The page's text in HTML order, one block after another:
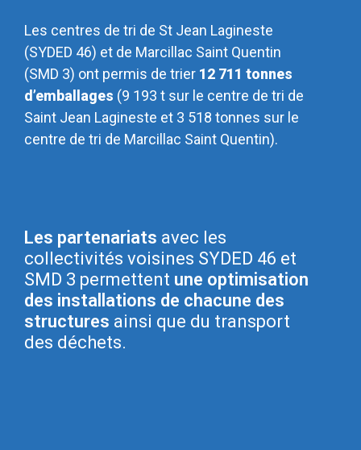
Les centres de tri de St Jean Lagineste
(SYDED 46) et de Marcillac Saint Quentin
(SMD 3) ont permis de trier 12 711 tonnes
d’emballages (9 193 t sur le centre de tri de
Saint Jean Lagineste et 3 518 tonnes sur le
centre de tri de Marcillac Saint Quentin).
Les partenariats avec les
collectivités voisines SYDED 46 et
SMD 3 permettent une optimisation
des installations de chacune des
structures ainsi que du transport
des déchets.